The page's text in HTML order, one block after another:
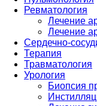
Ревматология
Лечение
Лечение
Сердечно-
Терапия
Травматология
Урология
Биопсия